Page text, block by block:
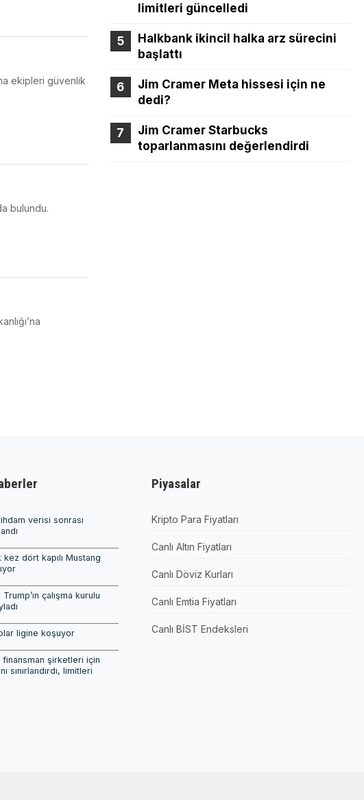
ekipleri güvenlik
bulundu.
limitleri güncelledi
Halkbank ikincil halka arz sürecini
başlattı
Jim Cramer Meta hissesi için ne
dedi?
Jim Cramer Starbucks
toparlanmasını değerlendirdi
verisi sonrası
dört kapılı Mustang
çalışma kurulu
ligine koşuyor
finansman şirketleri için
sınırlandırdı, limitleri
Piyasalar
Kripto Para Fiyatları
Canlı Altın Fiyatları
Canlı Döviz Kurları
Canlı Emtia Fiyatları
Canlı BİST Endeksleri